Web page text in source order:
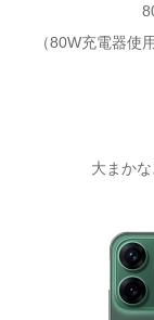
（80W充電器使
大まか